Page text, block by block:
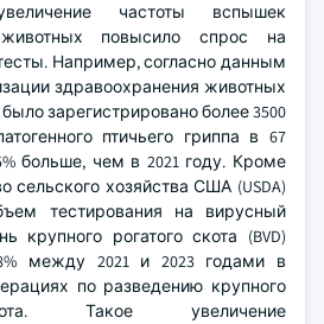
частоты вспышек
повысило спрос на
Например, согласно данным
здравоохранения животных
было зарегистрировано более 3500
птичьего гриппа в 67
больше, чем в 2021 году. Кроме
сельского хозяйства США (USDA)
тестирования на вирусный
крупного рогатого скота (BVD)
между 2021 и 2023 годами в
по разведению крупного
Такое увеличение